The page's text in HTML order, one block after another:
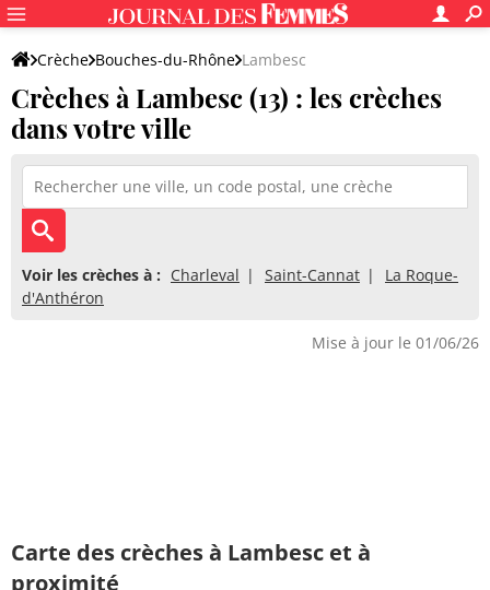
Crèche Bouches-du-Rhône Lambesc
Crèches à Lambesc (13) : les crèches
dans votre ville
Voir les crèches à : Charleval Saint-Cannat
La Roque-
d'Anthéron
Mise à jour le 01/06/26
Carte des crèches à Lambesc et à
proximité